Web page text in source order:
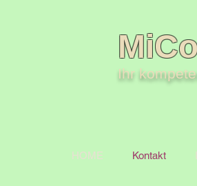
Ihr
HOME Kontakt